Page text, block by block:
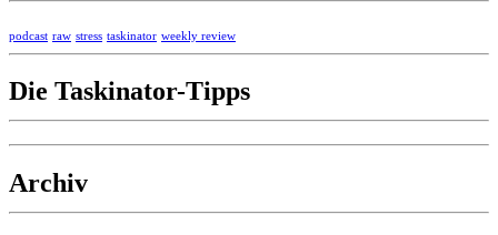
podcast raw stress taskinator weekly review
Die Taskinator-Tipps
Archiv